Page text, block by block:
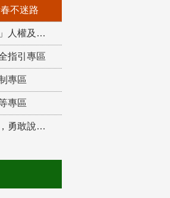
不迷路
「補課了沒？」人權及轉型正義教育專區
指引專區
專區
專區
防制校園霸凌，勇敢說出來！